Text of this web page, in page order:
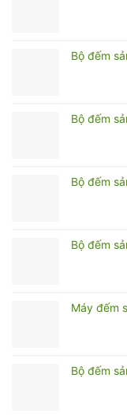
Bộ đếm
Bộ đếm
Bộ đếm
Bộ đếm
Máy đếm
Bộ đếm